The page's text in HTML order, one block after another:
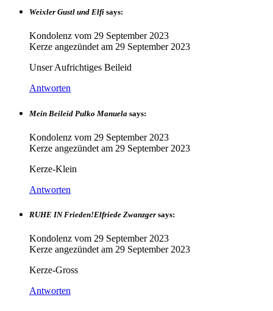
Weixler Gustl und Elfi says:
Kondolenz vom 29 September 2023
Kerze angezündet am 29 September 2023
Unser Aufrichtiges Beileid
Antworten
Mein Beileid Pulko Manuela says:
Kondolenz vom 29 September 2023
Kerze angezündet am 29 September 2023
Kerze-Klein
Antworten
RUHE IN Frieden!Elfriede Zwanzger says:
Kondolenz vom 29 September 2023
Kerze angezündet am 29 September 2023
Kerze-Gross
Antworten